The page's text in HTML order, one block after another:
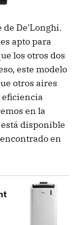
de De'Longhi.
apto para
los otros dos
este modelo
otros aires
eficiencia
en la
disponible
en